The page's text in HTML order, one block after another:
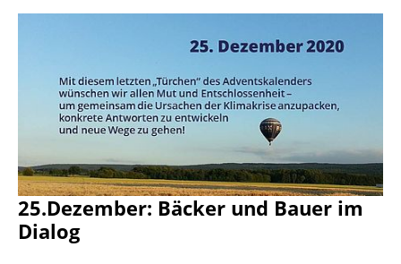
25.Dezember: Bäcker und Bauer im
Dialog